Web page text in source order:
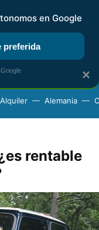
RENTA
Alquiler Alemania
rentable
×
en Google
preferida